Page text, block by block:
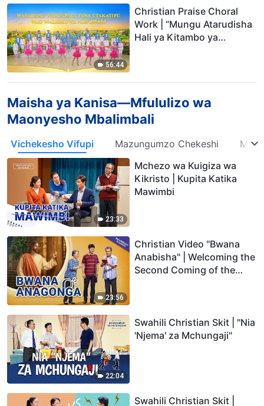
56:44
Christian Praise Choral
Work | “Mungu Atarudisha
Hali ya Kitambo ya
Maisha ya Kanisa—Mfululizo wa
Maonyesho Mbalimbali
Vichekesho Vifupi Mazungumzo Chekeshi
23:33
Mchezo wa Kuigiza wa
Kikristo | Kupita Katika
Mawimbi
23:56
Christian Video "Bwana
Anabisha" | Welcoming the
Second Coming of the
22:04
Swahili Christian Skit | "Nia
'Njema' za Mchungaji"
Swahili Christian Skit |